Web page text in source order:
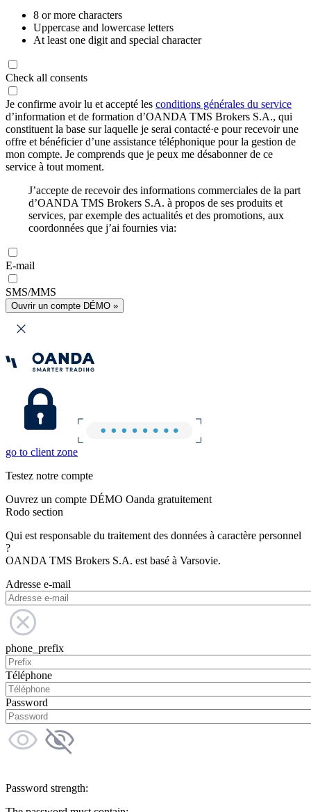
8 or more characters
Uppercase and lowercase letters
At least one digit and special character
Check all consents
Je confirme avoir lu et accepté les conditions générales du service
d’information et de formation d’OANDA TMS Brokers S.A., qui
constituent la base sur laquelle je serai contacté·e pour recevoir une
offre et bénéficier d’une assistance téléphonique pour la gestion de
mon compte. Je comprends que je peux me désabonner de ce
service à tout moment.
J’accepte de recevoir des informations commerciales de la part
d’OANDA TMS Brokers S.A. à propos de ses produits et
services, par exemple des actualités et des promotions, aux
coordonnées que j’ai fournies via:
E-mail
SMS/MMS
Ouvrir un compte DÉMO »
go to client zone
Testez notre compte
Ouvrez un compte DÉMO Oanda gratuitement
Rodo section
Qui est responsable du traitement des données à caractère personnel
?
OANDA TMS Brokers S.A. est basé à Varsovie.
Adresse e-mail
phone_prefix
Téléphone
Password
Password strength: